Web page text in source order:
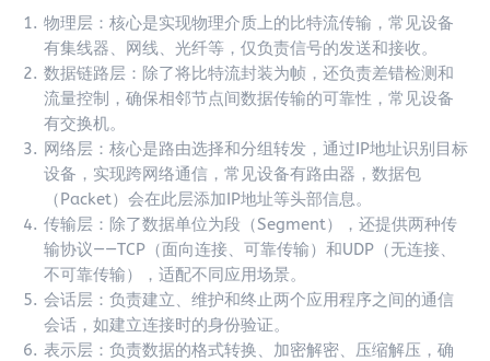
物理层：核心是实现物理介质上的比特流传输，常见设备
有集线器、网线、光纤等，仅负责信号的发送和接收。
数据链路层：除了将比特流封装为帧，还负责差错检测和
流量控制，确保相邻节点间数据传输的可靠性，常见设备
有交换机。
网络层：核心是路由选择和分组转发，通过IP地址识别目标
设备，实现跨网络通信，常见设备有路由器，数据包
（Packet）会在此层添加IP地址等头部信息。
传输层：除了数据单位为段（Segment），还提供两种传
输协议——TCP（面向连接、可靠传输）和UDP（无连接、
不可靠传输），适配不同应用场景。
会话层：负责建立、维护和终止两个应用程序之间的通信
会话，如建立连接时的身份验证。
表示层：负责数据的格式转换、加密解密、压缩解压，确